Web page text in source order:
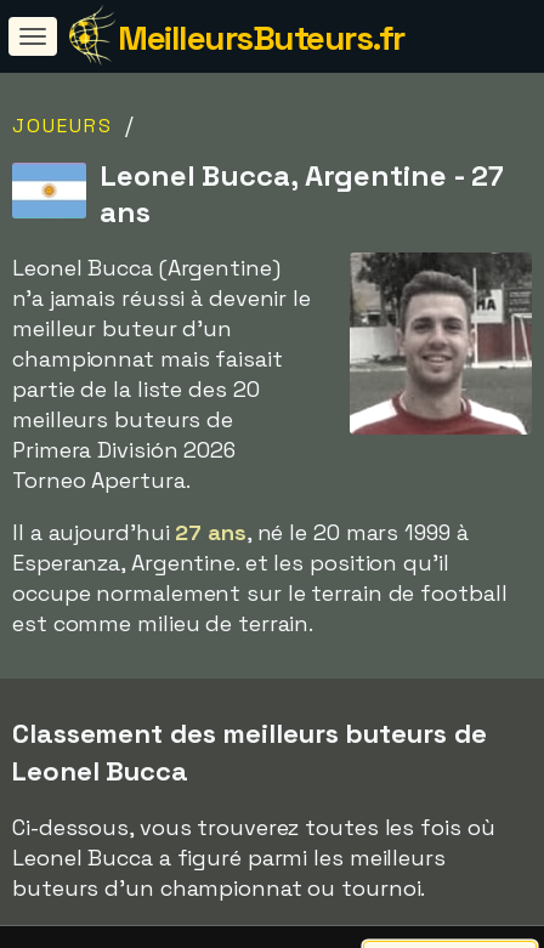
MeilleursButeurs.fr
JOUEURS /
Leonel Bucca, Argentine - 27
ans
Leonel Bucca (Argentine)
n'a jamais réussi à devenir le
meilleur buteur d'un
championnat mais faisait
partie de la liste des 20
meilleurs buteurs de
Primera División 2026
Torneo Apertura.
Il a aujourd'hui 27 ans, né le 20 mars 1999 à
Esperanza, Argentine. et les position qu'il
occupe normalement sur le terrain de football
est comme milieu de terrain.
Classement des meilleurs buteurs de
Leonel Bucca
Ci-dessous, vous trouverez toutes les fois où
Leonel Bucca a figuré parmi les meilleurs
buteurs d'un championnat ou tournoi.